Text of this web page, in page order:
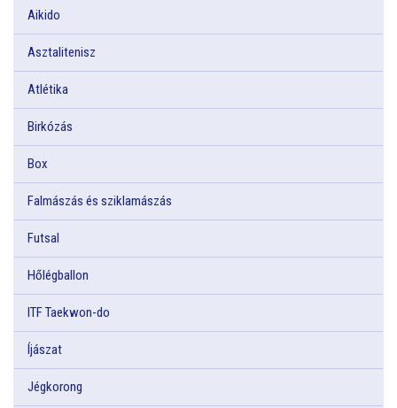
Aikido
Asztalitenisz
Atlétika
Birkózás
Box
Falmászás és sziklamászás
Futsal
Hőlégballon
ITF Taekwon-do
Íjászat
Jégkorong